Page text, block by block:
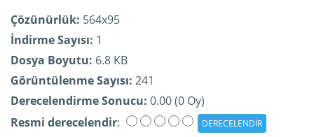
Çözünürlük: 564x95
İndirme Sayısı: 1
Dosya Boyutu: 6.8 KB
Görüntülenme Sayısı: 241
Derecelendirme Sonucu: 0.00 (0 Oy)
Resmi derecelendir: